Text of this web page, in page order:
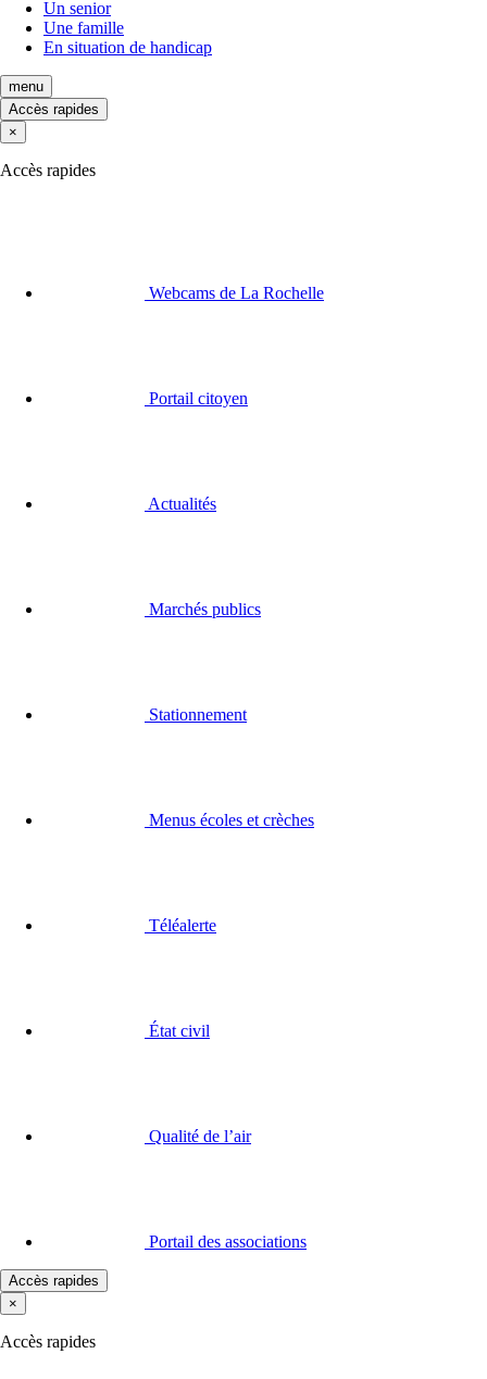
Un senior
Une famille
En situation de handicap
menu
Accès rapides
×
Accès rapides
Webcams de La Rochelle
Portail citoyen
Actualités
Marchés publics
Stationnement
Menus écoles et crèches
Téléalerte
État civil
Qualité de l’air
Portail des associations
Accès rapides
×
Accès rapides